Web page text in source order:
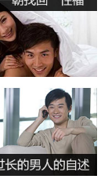
勃起障碍
男科检查囊肿
膀胱炎